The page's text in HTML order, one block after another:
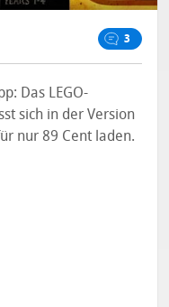
3
Das LEGO-
sich in der Version
nur 89 Cent laden.